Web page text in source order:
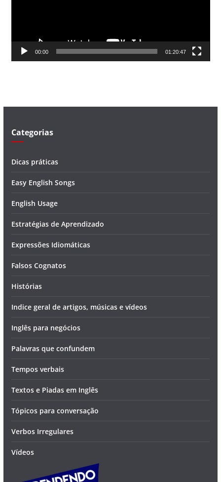
d
00:00 01:20:47
Categorias
Dicas práticas
Easy English Songs
English Usage
Estratégias de Aprendizado
Expressões Idiomáticas
Falsos Cognatos
Histórias
Indice geral de artigos, músicas e vídeos
Inglês para negócios
Palavras que confundem
Tempos verbais
Textos e Piadas em Inglês
Tópicos para conversação
Verbos Irregulares
Vídeos